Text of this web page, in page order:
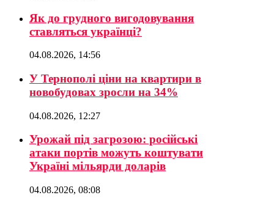
Як до грудного вигодовування
ставляться українці?
04.08.2026, 14:56
У Тернополі ціни на квартири в
новобудовах зросли на 34%
04.08.2026, 12:27
Урожай під загрозою: російські
атаки портів можуть коштувати
Україні мільярди доларів
04.08.2026, 08:08